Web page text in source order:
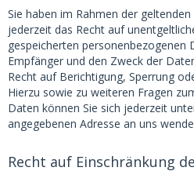
Sie haben im Rahmen der
jederzeit das Recht auf
gespeicherten personenbezogenen
Empfänger und den Zweck der
Recht auf Berichtigung, Sperrung
Hierzu sowie zu weiteren Fragen
Daten können Sie sich jederzeit
angegebenen Adresse an uns
Recht auf Einschränkung